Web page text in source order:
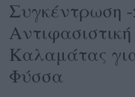
Συγκέντρωση
Καλαμάτας
Φύσσα